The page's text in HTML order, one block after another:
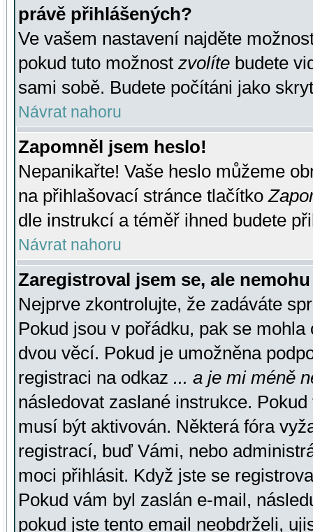
právě přihlášených?
Ve vašem nastavení najděte
pokud tuto možnost zvolíte budete
sami sobě. Budete počítáni jako
Návrat nahoru
Zapomněl jsem heslo!
Nepanikařte! Vaše heslo můžeme
na přihlašovací stránce tlačítko
dle instrukcí a téměř ihned budete
Návrat nahoru
Zaregistroval jsem se, ale
Nejprve zkontrolujte, že zadáváte
Pokud jsou v pořádku, pak se
dvou věcí. Pokud je umožněna
registraci na odkaz ... a je mi méně
následovat zaslané instrukce.
musí být aktivován. Některá fóra
registrací, buď Vámi, nebo
moci přihlásit. Když jste se
Pokud vám byl zaslán e-mail,
pokud jste tento email neobdrželi,